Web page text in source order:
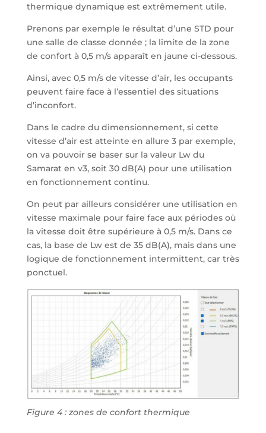
thermique dynamique est extrêmement utile.
Prenons par exemple le résultat d’une STD pour
une salle de classe donnée ; la limite de la zone
de confort à 0,5 m/s apparaît en jaune ci-dessous.
Ainsi, avec 0,5 m/s de vitesse d’air, les occupants
peuvent faire face à l’essentiel des situations
d’inconfort.
Dans le cadre du dimensionnement, si cette
vitesse d’air est atteinte en allure 3 par exemple,
on va pouvoir se baser sur la valeur Lw du
Samarat en v3, soit 30 dB(A) pour une utilisation
en fonctionnement continu.
On peut par ailleurs considérer une utilisation en
vitesse maximale pour faire face aux périodes où
la vitesse doit être supérieure à 0,5 m/s. Dans ce
cas, la base de Lw est de 35 dB(A), mais dans une
logique de fonctionnement intermittent, car très
ponctuel.
Figure 4 : zones de confort thermique